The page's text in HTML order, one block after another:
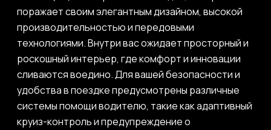
поражает своим элегантным дизайном, высокой
производительностью и передовыми
технологиями. Внутри вас ожидает просторный и
роскошный интерьер, где комфорт и инновации
сливаются воедино. Для вашей безопасности и
удобства в поездке предусмотрены различные
системы помощи водителю, такие как адаптивный
круиз-контроль и предупреждение о